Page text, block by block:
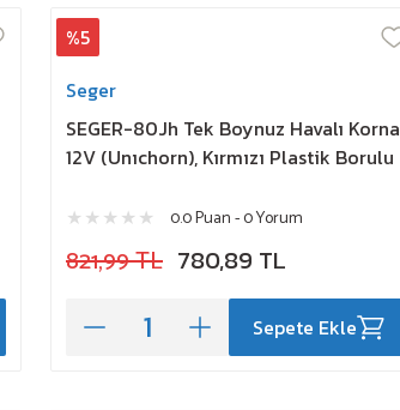
%5
Seger
SEGER-80Jh Tek Boynuz Havalı Korna
12V (Unıchorn), Kırmızı Plastik Borulu
0.0 Puan - 0 Yorum
821,99 TL 780,89 TL
Sepete Ekle